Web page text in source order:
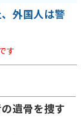
外国人は警
す
遺骨を捜す